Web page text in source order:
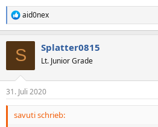
R
e
e
n
aid0nex
S Splatter0815
Lt. Junior Grade
31. Juli 2020
savuti schrieb: